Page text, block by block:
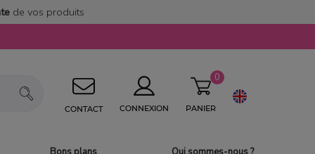
de vos produits
CONTACT CONNEXION PANIER
0